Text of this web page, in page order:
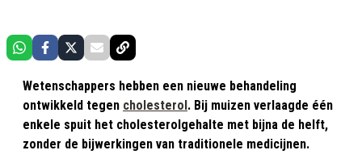
Wetenschappers hebben een nieuwe behandeling
ontwikkeld tegen cholesterol. Bij muizen verlaagde één
enkele spuit het cholesterolgehalte met bijna de helft,
zonder de bijwerkingen van traditionele medicijnen.